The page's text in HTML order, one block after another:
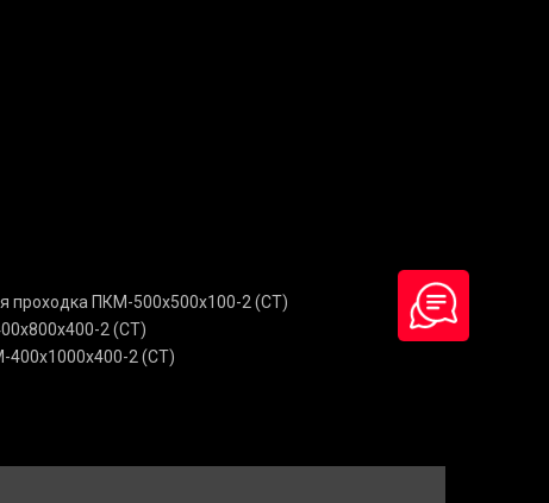
проходка ПКМ-500х500х100-2 (СТ)
2 (СТ)
400х1000х400-2 (СТ)